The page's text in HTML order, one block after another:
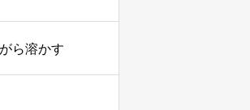
ら溶かす